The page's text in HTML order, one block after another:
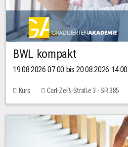
BWL kompakt
19.08.2026 07:00 bis 20.08.2026 14:00
Kurs Carl-Zeiß-Straße 3 - SR 385